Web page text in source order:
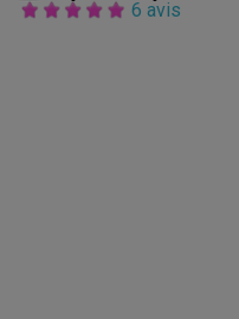
6 avis